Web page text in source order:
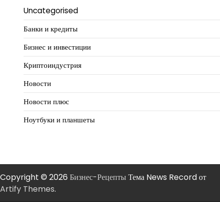
Uncategorised
Банки и кредиты
Бизнес и инвестиции
Криптоиндустрия
Новости
Новости плюс
Ноутбуки и планшеты
Copyright © 2026 Бизнес-РецептыТема News Record от
Artify Themes.